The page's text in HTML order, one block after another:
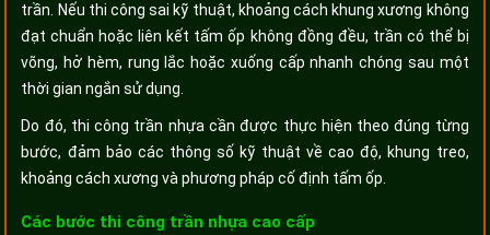
trần. Nếu thi công sai kỹ thuật, khoảng cách khung xương không
đạt chuẩn hoặc liên kết tấm ốp không đồng đều, trần có thể bị
võng, hở hèm, rung lắc hoặc xuống cấp nhanh chóng sau một
thời gian ngắn sử dụng.
Do đó, thi công trần nhựa cần được thực hiện theo đúng từng
bước, đảm bảo các thông số kỹ thuật về cao độ, khung treo,
khoảng cách xương và phương pháp cố định tấm ốp.
Các bước thi công trần nhựa cao cấp